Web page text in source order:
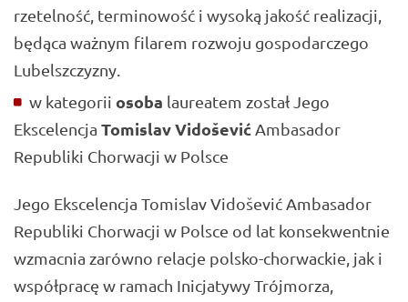
rzetelność, terminowość i wysoką jakość realizacji,
będąca ważnym filarem rozwoju gospodarczego
Lubelszczyzny.
w kategorii osoba laureatem został Jego
Ekscelencja Tomislav Vidošević Ambasador
Republiki Chorwacji w Polsce
Jego Ekscelencja Tomislav Vidošević Ambasador
Republiki Chorwacji w Polsce od lat konsekwentnie
wzmacnia zarówno relacje polsko-chorwackie, jak i
współpracę w ramach Inicjatywy Trójmorza,